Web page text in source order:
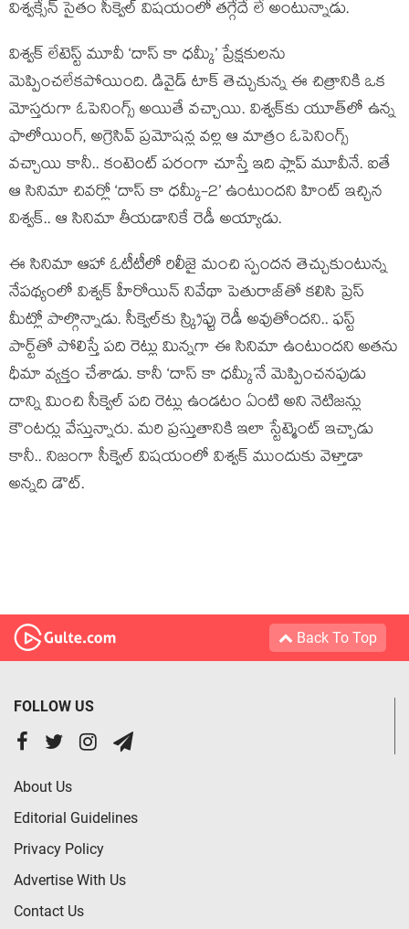
విశ్వక్సేన్ సైతం సీక్వెల్ విషయంలో తగ్గేదే లే అంటున్నాడు.
విశ్వక్ లేటెస్ట్ మూవీ ‘దాస్ కా ధమ్కీ’ ప్రేక్షకులను
మెప్పించలేకపోయింది. డివైడ్ టాక్ తెచ్చుకున్న ఈ చిత్రానికి ఒక
మోస్తరుగా ఓపెనింగ్స్ అయితే వచ్చాయి. విశ్వక్‌కు యూత్‌లో ఉన్న
ఫాలోయింగ్, అగ్రెసివ్ ప్రమోషన్ల వల్ల ఆ మాత్రం ఓపెనింగ్స్
వచ్చాయి కానీ.. కంటెంట్ పరంగా చూస్తే ఇది ఫ్లాప్ మూవీనే. ఐతే
ఆ సినిమా చివర్లో ‘దాస్ కా ధమ్కీ-2’ ఉంటుందని హింట్ ఇచ్చిన
విశ్వక్.. ఆ సినిమా తీయడానికే రెడీ అయ్యాడు.
ఈ సినిమా ఆహా ఓటీటీలో రిలీజై మంచి స్పందన తెచ్చుకుంటున్న
నేపథ్యంలో విశ్వక్ హీరోయిన్ నివేథా పెతురాజ్‌తో కలిసి ప్రెస్
మీట్లో పాల్గొన్నాడు. సీక్వెల్‌కు స్క్రిప్టు రెడీ అవుతోందని.. ఫస్ట్
పార్ట్‌తో పోలిస్తే పది రెట్లు మిన్నగా ఈ సినిమా ఉంటుందని అతను
ధీమా వ్యక్తం చేశాడు. కానీ ‘దాస్ కా ధమ్కీ’నే మెప్పించనపుడు
దాన్ని మించి సీక్వెల్ పది రెట్లు ఉండటం ఏంటి అని నెటిజన్లు
కౌంటర్లు వేస్తున్నారు. మరి ప్రస్తుతానికి ఇలా స్టేట్మెంట్ ఇచ్చాడు
కానీ.. నిజంగా సీక్వెల్ విషయంలో విశ్వక్ ముందుకు వెళ్తాడా
అన్నది డౌట్.
Back To Top
FOLLOW US
About Us
Editorial Guidelines
Privacy Policy
Advertise With Us
Contact Us